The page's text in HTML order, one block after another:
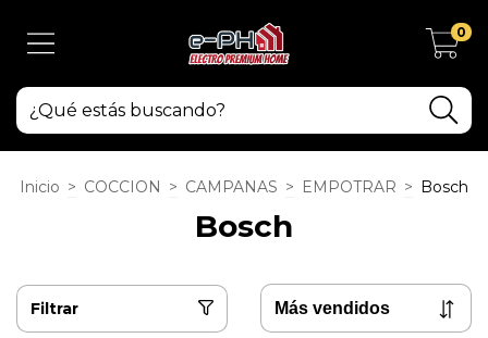
0
Inicio > COCCION > CAMPANAS > EMPOTRAR > Bosch
Bosch
Filtrar